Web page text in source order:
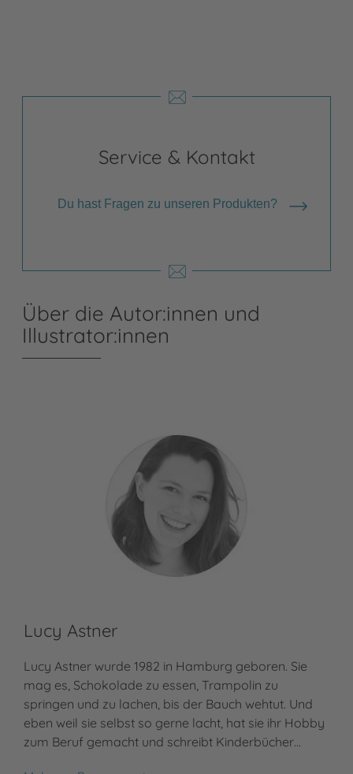
Service & Kontakt
Du hast Fragen zu unseren Produkten?
Über die Autor:innen und
Illustrator:innen
Lucy Astner
Lucy Astner wurde 1982 in Hamburg geboren. Sie
mag es, Schokolade zu essen, Trampolin zu
springen und zu lachen, bis der Bauch wehtut. Und
eben weil sie selbst so gerne lacht, hat sie ihr Hobby
zum Beruf gemacht und schreibt Kinderbücher…